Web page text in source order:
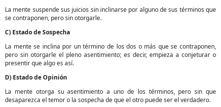
La mente suspende sus juicios sin inclinarse por alguno de sus términos que
se contraponen, pero sin otorgarle.
C) Estado de Sospecha
La mente se inclina por un término de los dos o más que se contraponen,
pero sin otorgarle el pleno asentimiento; es decir, empieza a conjeturar o
presentir que algo es así.
D) Estado de Opinión
La mente otorga su asentimiento a uno de los términos, pero sin que
desaparezca el temor o la sospecha de que el otro puede ser el verdadero.